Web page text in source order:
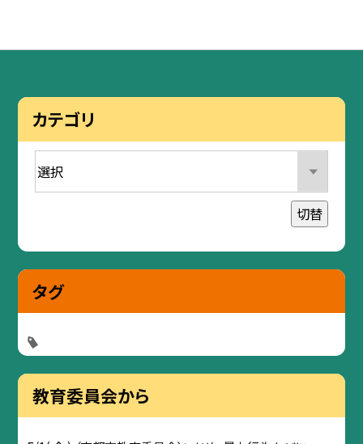
カテゴリ
切替
タグ
教育委員会から